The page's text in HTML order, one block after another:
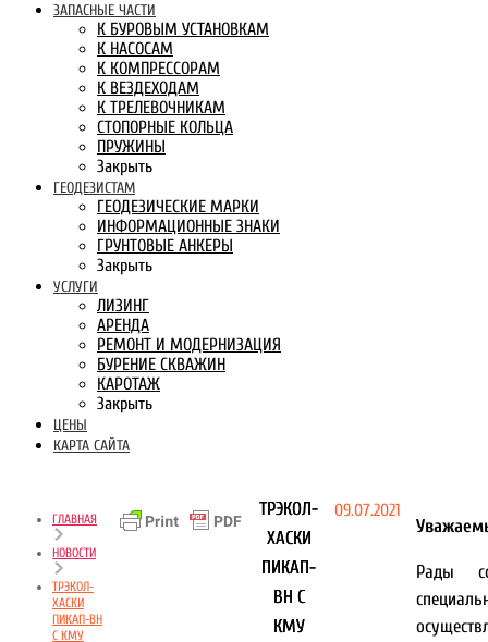
ЗАПАСНЫЕ ЧАСТИ
К БУРОВЫМ УСТАНОВКАМ
К НАСОСАМ
К КОМПРЕССОРАМ
К ВЕЗДЕХОДАМ
К ТРЕЛЕВОЧНИКАМ
СТОПОРНЫЕ КОЛЬЦА
ПРУЖИНЫ
Закрыть
ГЕОДЕЗИСТАМ
ГЕОДЕЗИЧЕСКИЕ МАРКИ
ИНФОРМАЦИОННЫЕ ЗНАКИ
ГРУНТОВЫЕ АНКЕРЫ
Закрыть
УСЛУГИ
ЛИЗИНГ
АРЕНДА
РЕМОНТ И МОДЕРНИЗАЦИЯ
БУРЕНИЕ СКВАЖИН
КАРОТАЖ
Закрыть
ЦЕНЫ
КАРТА САЙТА
ГЛАВНАЯ
НОВОСТИ
ТРЭКОЛ-
ХАСКИ
ПИКАП-ВН
С КМУ
ТРЭКОЛ-
ХАСКИ
ПИКАП-
ВН С
КМУ
09.07.2021
Рады